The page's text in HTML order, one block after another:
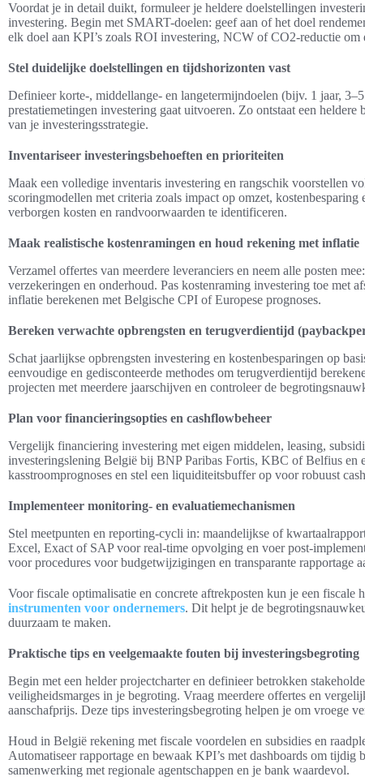
Voordat je in detail duikt, formuleer je heldere doelstellingen
investering. Begin met SMART-doelen: geef aan of het doel
elk doel aan KPI’s zoals ROI investering, NCW of CO2-reductie om
Stel duidelijke doelstellingen en tijdshorizonten vast
Definieer korte-, middellange- en langetermijndoelen (bijv. 1 jaar,
prestatiemetingen investering gaat uitvoeren. Zo ontstaat een
van je investeringsstrategie.
Inventariseer investeringsbehoeften en prioriteiten
Maak een volledige inventaris investering en rangschik voorstellen
scoringmodellen met criteria zoals impact op omzet,
verborgen kosten en randvoorwaarden te identificeren.
Maak realistische kostenramingen en houd rekening met inflatie
Verzamel offertes van meerdere leveranciers en neem alle posten
verzekeringen en onderhoud. Pas kostenraming investering toe met
inflatie berekenen met Belgische CPI of Europese prognoses.
Bereken verwachte opbrengsten en terugverdientijd
Schat jaarlijkse opbrengsten investering en kostenbesparingen op
eenvoudige en gedisconteerde methodes om terugverdientijd
projecten met meerdere jaarschijven en controleer de
Plan voor financieringsopties en cashflowbeheer
Vergelijk financiering investering met eigen middelen, leasing,
investeringslening België bij BNP Paribas Fortis, KBC of Belfius en
kasstroomprognoses en stel een liquiditeitsbuffer op voor robuust
Implementeer monitoring- en evaluatiemechanismen
Stel meetpunten en reporting-cycli in: maandelijkse of
Excel, Exact of SAP voor real-time opvolging en voer post-
voor procedures voor budgetwijzigingen en transparante rapportage
Voor fiscale optimalisatie en concrete aftrekposten kun je een fiscale
instrumenten voor ondernemers. Dit helpt je de
duurzaam te maken.
Praktische tips en veelgemaakte fouten bij investeringsbegroting
Begin met een helder projectcharter en definieer betrokken
veiligheidsmarges in je begroting. Vraag meerdere offertes en
aanschafprijs. Deze tips investeringsbegroting helpen je om vroege
Houd in België rekening met fiscale voordelen en subsidies en
Automatiseer rapportage en bewaak KPI’s met dashboards om
samenwerking met regionale agentschappen en je bank waardevol.